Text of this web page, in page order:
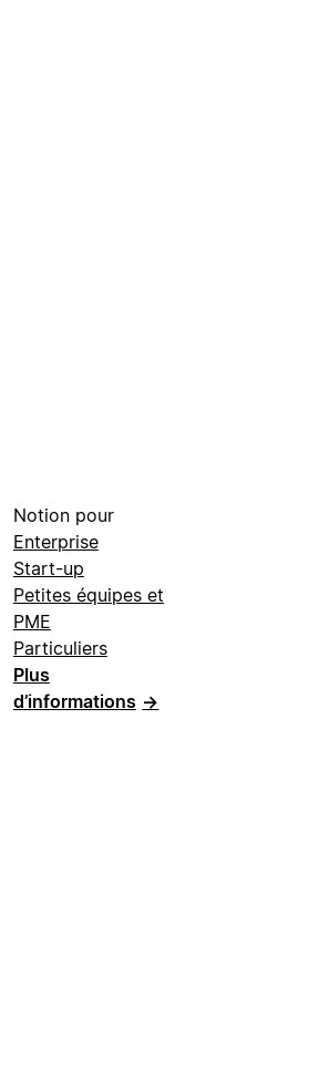
Notion pour
Enterprise
Start-up
Petites équipes et
PME
Particuliers
Plus
d’informations →